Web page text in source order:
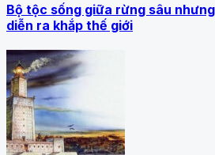
Bộ tộc sống giữa rừng sâu
diễn ra khắp thế giới